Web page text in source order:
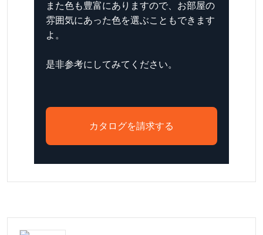
また色も豊富にありますので、お部屋の
雰囲気にあった色を選ぶこともできます
よ。
是非参考にしてみてください。
カタログを請求する